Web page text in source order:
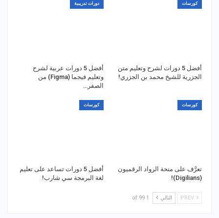
كورسات
أفضل 5 دورات لشرح وتعليم متن
الجزرية للشيخ محمد بن الجزري!
دورات تدريبية
أفضل 5 دورات عربية لشرح
وتعليم فيجما (Figma) من
الصفر…
كورسات
تعرَّف على منحة الرواد الرقميون
(Digilians)!
كورسات
أفضل 5 دورات تساعد على تعليم
لغة البرمجة سي شارب!
التالي 1 of 99